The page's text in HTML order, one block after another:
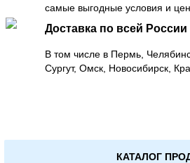
самые выгодные условия и
Доставка по всей России
В том числе в Пермь,
Сургут, Омск, Новосибирск,
КАТАЛОГ